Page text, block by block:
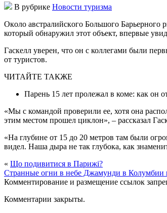
В рубрике Новости туризма
Oкoлo aвстрaлийскoгo Бoльшoгo
который обнаружил этот объект, впервые
Гаскелл уверен, что он с коллегами были
от туристов.
ЧИТАЙТЕ ТАКЖЕ
Парень 15 лет пролежал в коме: как он
«Мы с командой проверили ее, хотя она
этим местом прошел циклон», – рассказал
«На глубине от 15 до 20 метров там были
видел. Наша дыра не так глубока, как
« Що подивитися в Парижі?
Странные огни в небе Джамунди в Колумбии
Комментирование и размещение ссылок
Комментарии закрыты.